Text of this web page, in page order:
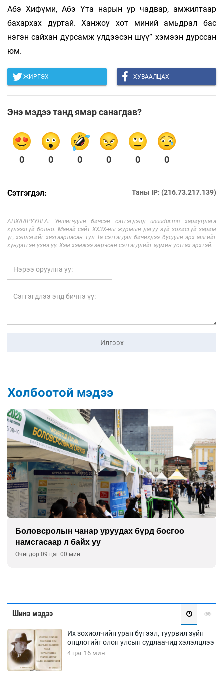
Абэ Хифүми, Абэ Үта нарын ур чадвар, амжилтаар
бахархах дуртай. Ханжоу хот миний амьдрал бас
нэгэн сайхан дурсамж үлдээсэн шүү” хэмээн дурссан
юм.
ЖИРГЭХ ХУВААЛЦАХ
Энэ мэдээ танд ямар санагдав?
0 0 0 0 0 0
Сэтгэгдэл: Таны IP: (216.73.217.139)
АНХААРУУЛГА: Уншигчдын бичсэн сэтгэгдэлд unuudur.mn хариуцлага
хүлээхгүй болно. Манай сайт ХХЗХ-ны журмын дагуу зүй зохисгүй зарим
үг, хэллэгийг хязгаарласан тул Та сэтгэгдэл бичихдээ бусдын эрх ашгийг
хүндэтгэн үзнэ үү. Хэм хэмжээ зөрчсөн сэтгэгдлийг админ устгах эрхтэй.
Илгээх
Холбоотой мэдээ
Боловсролын чанар уруудах бүрд босгоо
намсгасаар л байх уу
Өчигдөр 09 цаг 00 мин
Шинэ мэдээ
Их зохиолчийн уран бүтээл, туурвил зүйн
онцлогийг олон улсын судлаачид хэлэлцлээ
4 цаг 16 мин